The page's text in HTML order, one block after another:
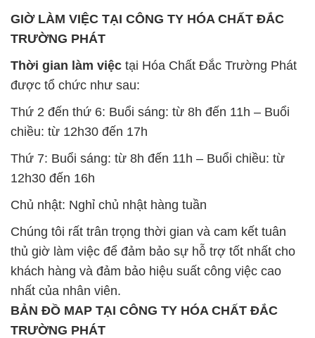
GIỜ LÀM VIỆC TẠI CÔNG TY HÓA CHẤT ĐẮC
TRƯỜNG PHÁT
Thời gian làm việc tại Hóa Chất Đắc Trường Phát
được tổ chức như sau:
Thứ 2 đến thứ 6: Buổi sáng: từ 8h đến 11h – Buổi
chiều: từ 12h30 đến 17h
Thứ 7: Buổi sáng: từ 8h đến 11h – Buổi chiều: từ
12h30 đến 16h
Chủ nhật: Nghỉ chủ nhật hàng tuần
Chúng tôi rất trân trọng thời gian và cam kết tuân
thủ giờ làm việc để đảm bảo sự hỗ trợ tốt nhất cho
khách hàng và đảm bảo hiệu suất công việc cao
nhất của nhân viên.
BẢN ĐỒ MAP TẠI CÔNG TY HÓA CHẤT ĐẮC
TRƯỜNG PHÁT